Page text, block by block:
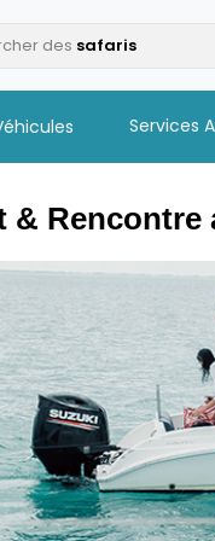
des
Services
& Rencontre